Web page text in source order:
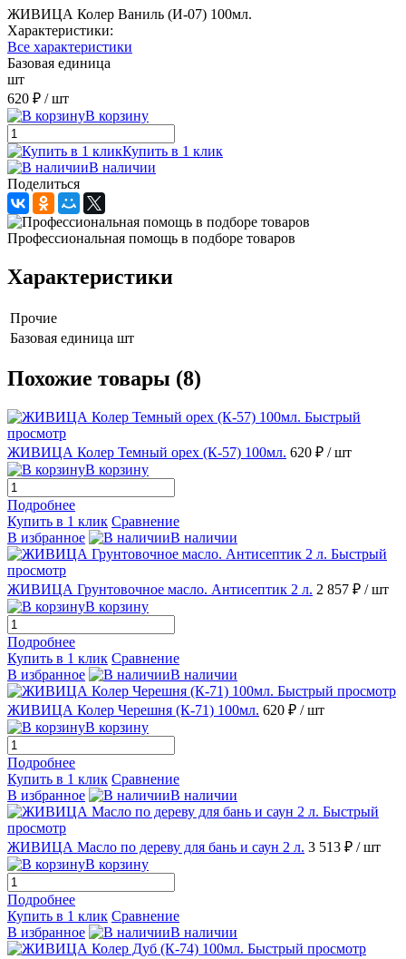
ЖИВИЦА Колер Ваниль (И-07) 100мл.
Характеристики:
Все характеристики
Базовая единица
шт
620 ₽ / шт
В корзину
Купить в 1 клик
В наличии
Поделиться
Профессиональная помощь в подборе товаров
Характеристики
Прочие
Базовая единица шт
Похожие товары (8)
Быстрый
просмотр
ЖИВИЦА Колер Темный орех (К-57) 100мл. 620 ₽ / шт
В корзину
Подробнее
Купить в 1 клик Сравнение
В избранное
В наличии
Быстрый
просмотр
ЖИВИЦА Грунтовочное масло. Антисептик 2 л. 2 857 ₽ / шт
В корзину
Подробнее
Купить в 1 клик Сравнение
В избранное
В наличии
Быстрый просмотр
ЖИВИЦА Колер Черешня (К-71) 100мл. 620 ₽ / шт
В корзину
Подробнее
Купить в 1 клик Сравнение
В избранное
В наличии
Быстрый
просмотр
ЖИВИЦА Масло по дереву для бань и саун 2 л. 3 513 ₽ / шт
В корзину
Подробнее
Купить в 1 клик Сравнение
В избранное
В наличии
Быстрый просмотр